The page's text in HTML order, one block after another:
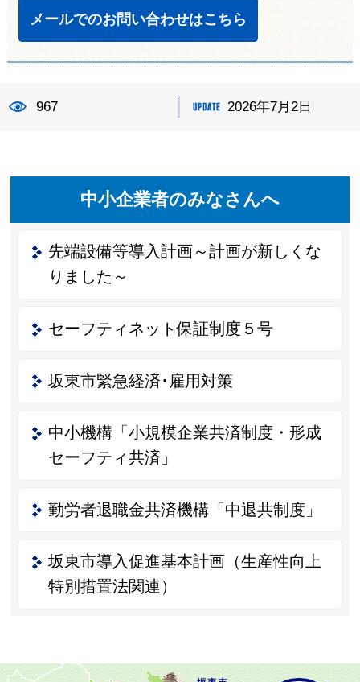
メールでのお問い合わせはこちら
967 2026年7月2日
中小企業者のみなさんへ
先端設備等導入計画～計画が新しくな
りました～
セーフティネット保証制度５号
坂東市緊急経済･雇用対策
中小機構「小規模企業共済制度・形成
セーフティ共済」
勤労者退職金共済機構「中退共制度」
坂東市導入促進基本計画（生産性向上
特別措置法関連）